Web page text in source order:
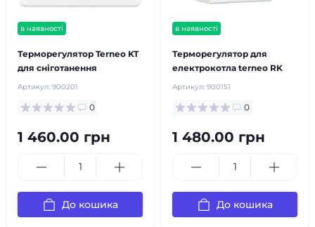
в наявності
Терморегулятор Terneo KT
для сніготанення
Артикул: 900201
0
1 460.00 грн
До кошика
в наявності
Терморегулятор для
електрокотла terneo RK
Артикул: 900151
0
1 480.00 грн
До кошика